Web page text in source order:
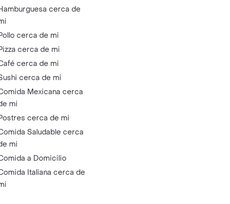
cerca de
cerca de mi
cerca de mi
cerca de mi
cerca de mi
Mexicana cerca
mi
cerca de mi
Saludable cerca
mi
a Domicilio
Italiana cerca de